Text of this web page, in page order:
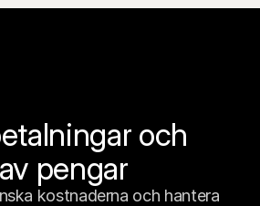
och
pengar
kostnaderna och hantera